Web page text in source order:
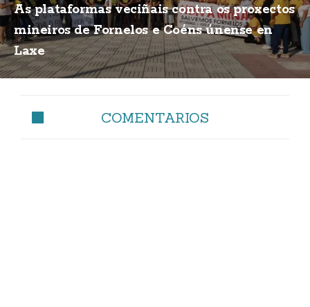
As plataformas veciñais contra os proxectos
mineiros de Fornelos e Coéns únense en
Laxe
COMENTARIOS